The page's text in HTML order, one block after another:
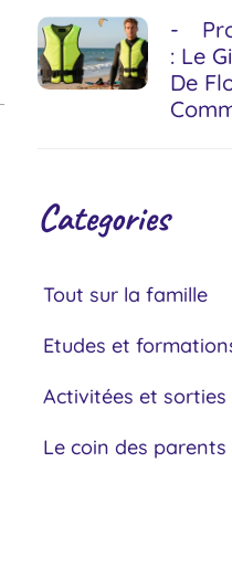
: Le
De
Categories
Tout sur la famille
Etudes et
Activitées et sorties
Le coin des parents